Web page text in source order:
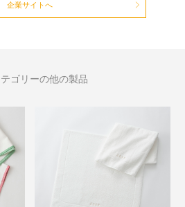
企業サイトへ
ゴリーの他の製品